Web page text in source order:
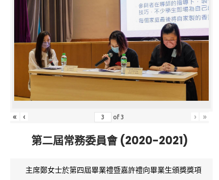
« ‹ of3 › »
第二屆常務委員會 (2020-2021)
主席鄭女士於第四屆畢業禮暨嘉許禮向畢業生頒獎獎項